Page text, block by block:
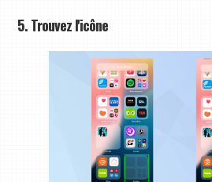
5. Trouvez l'icône